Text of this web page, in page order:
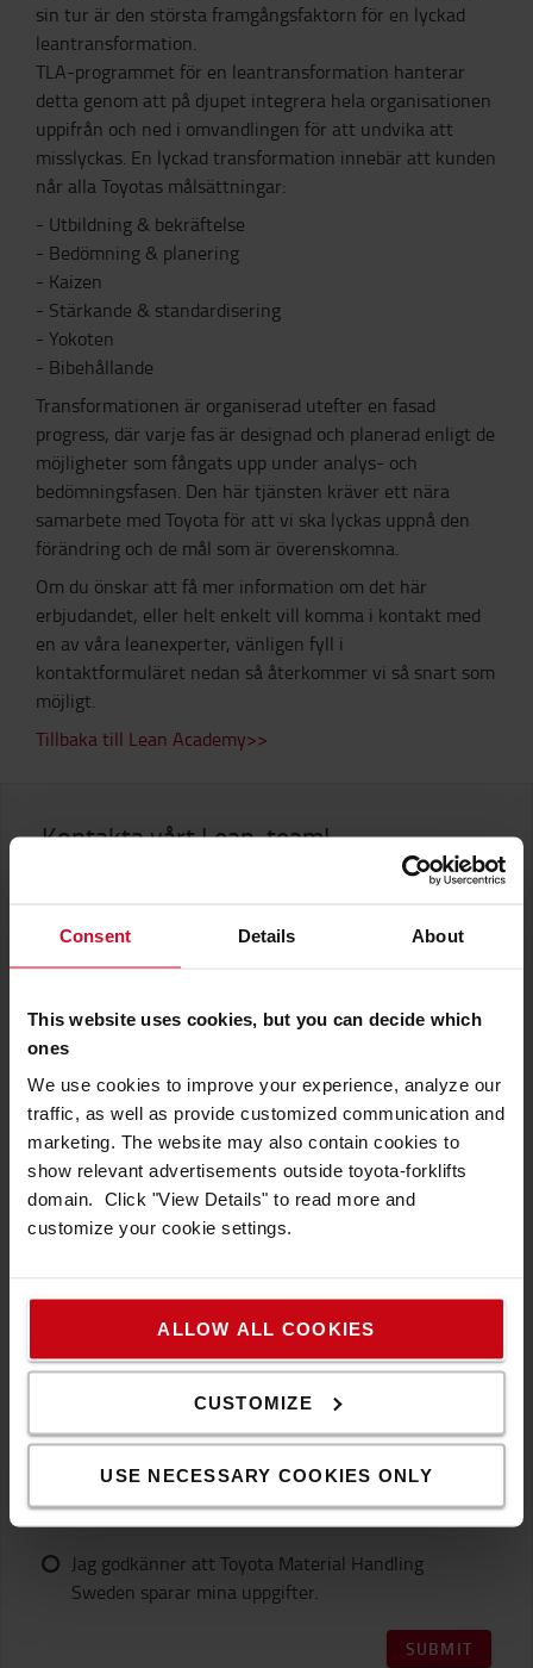
Consent Details About
This website uses cookies, but you can decide which
ones
We use cookies to improve your experience, analyze our
traffic, as well as provide customized communication and
marketing. The website may also contain cookies to
show relevant advertisements outside toyota-forklifts
domain. Click "View Details" to read more and
customize your cookie settings.
ALLOW ALL COOKIES
CUSTOMIZE
USE NECESSARY COOKIES ONLY
sin tur är den största framgångsfaktorn för en lyckad
leantransformation.
TLA-programmet för en leantransformation hanterar
detta genom att på djupet integrera hela organisationen
uppifrån och ned i omvandlingen för att undvika att
misslyckas. En lyckad transformation innebär att kunden
når alla Toyotas målsättningar:
- Utbildning & bekräftelse
- Bedömning & planering
- Kaizen
- Stärkande & standardisering
- Yokoten
- Bibehållande
Transformationen är organiserad utefter en fasad
progress, där varje fas är designad och planerad enligt de
möjligheter som fångats upp under analys- och
bedömningsfasen. Den här tjänsten kräver ett nära
samarbete med Toyota för att vi ska lyckas uppnå den
förändring och de mål som är överenskomna.
Om du önskar att få mer information om det här
erbjudandet, eller helt enkelt vill komma i kontakt med
en av våra leanexperter, vänligen fyll i
kontaktformuläret nedan så återkommer vi så snart som
möjligt.
Tillbaka till Lean Academy>>
Kontakta vårt Lean-team!
Jag vill ha månadsuppdatering med de senaste
artiklarna om säkerhet, truckar och
materialhantering
Jag godkänner att Toyota Material Handling
Sweden sparar mina uppgifter.
SUBMIT